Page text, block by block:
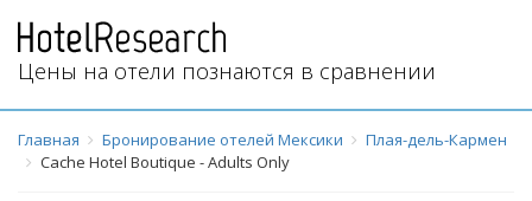
Цены на отели познаются в сравнении
Главная Бронирование отелей Мексики
Плая-дель-Кармен
Cache Hotel Boutique - Adults Only